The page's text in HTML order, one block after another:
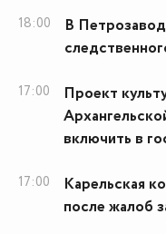
18:00
В
17:00
Проект
включить в
17:00
Карельская
после жалоб